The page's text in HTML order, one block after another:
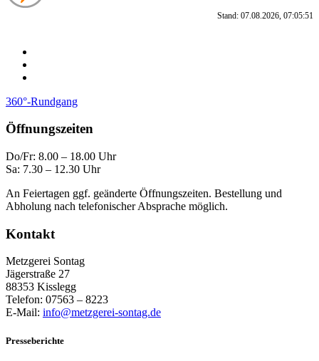
Stand: 07.08.2026, 07:05:51
360°-Rundgang
Öffnungszeiten
Do/Fr: 8.00 – 18.00 Uhr
Sa: 7.30 – 12.30 Uhr
An Feiertagen ggf. geänderte Öffnungszeiten. Bestellung und
Abholung nach telefonischer Absprache möglich.
Kontakt
Metzgerei Sontag
Jägerstraße 27
88353 Kisslegg
Telefon: 07563 – 8223
E-Mail: info@metzgerei-sontag.de
Presseberichte